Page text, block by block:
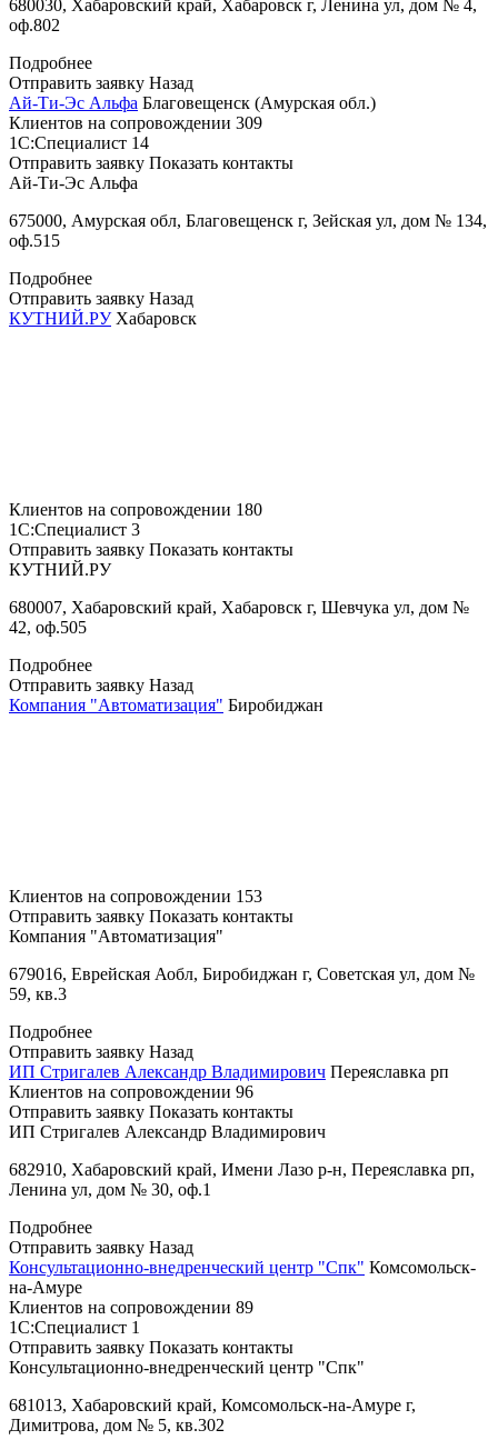
680030, Хабаровский край, Хабаровск г, Ленина ул, дом № 4,
оф.802
Подробнее
Отправить заявку Назад
Ай-Ти-Эс Альфа Благовещенск (Амурская обл.)
Клиентов на сопровождении 309
1С:Специалист 14
Отправить заявку Показать контакты
Ай-Ти-Эс Альфа
675000, Амурская обл, Благовещенск г, Зейская ул, дом № 134,
оф.515
Подробнее
Отправить заявку Назад
КУТНИЙ.РУ Хабаровск
Клиентов на сопровождении 180
1С:Специалист 3
Отправить заявку Показать контакты
КУТНИЙ.РУ
680007, Хабаровский край, Хабаровск г, Шевчука ул, дом №
42, оф.505
Подробнее
Отправить заявку Назад
Компания "Автоматизация" Биробиджан
Клиентов на сопровождении 153
Отправить заявку Показать контакты
Компания "Автоматизация"
679016, Еврейская Аобл, Биробиджан г, Советская ул, дом №
59, кв.3
Подробнее
Отправить заявку Назад
ИП Стригалев Александр Владимирович Переяславка рп
Клиентов на сопровождении 96
Отправить заявку Показать контакты
ИП Стригалев Александр Владимирович
682910, Хабаровский край, Имени Лазо р-н, Переяславка рп,
Ленина ул, дом № 30, оф.1
Подробнее
Отправить заявку Назад
Консультационно-внедренческий центр "Спк" Комсомольск-
на-Амуре
Клиентов на сопровождении 89
1С:Специалист 1
Отправить заявку Показать контакты
Консультационно-внедренческий центр "Спк"
681013, Хабаровский край, Комсомольск-на-Амуре г,
Димитрова, дом № 5, кв.302